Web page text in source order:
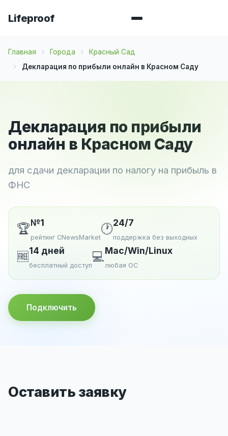
Lifeproof
Главная Города
Красный Сад
Декларация по прибыли онлайн в Красном Саду
Декларация по прибыли
онлайн в Красном Саду
для сдачи декларации по налогу на прибыль в
ФНС
🏆№1
рейтинг CNewsMarket
🕐24/7
поддержка без выходных
🆓14 дней
бесплатный доступ
💻Mac/Win/Linux
любая ОС
Подключить
Оставить заявку